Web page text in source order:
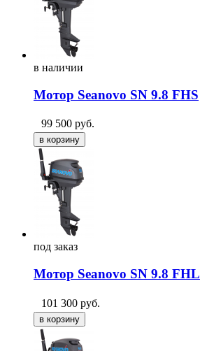
в наличии
Мотор Seanovo SN 9.8 FHS
99 500 руб.
под заказ
Мотор Seanovo SN 9.8 FHL
101 300 руб.